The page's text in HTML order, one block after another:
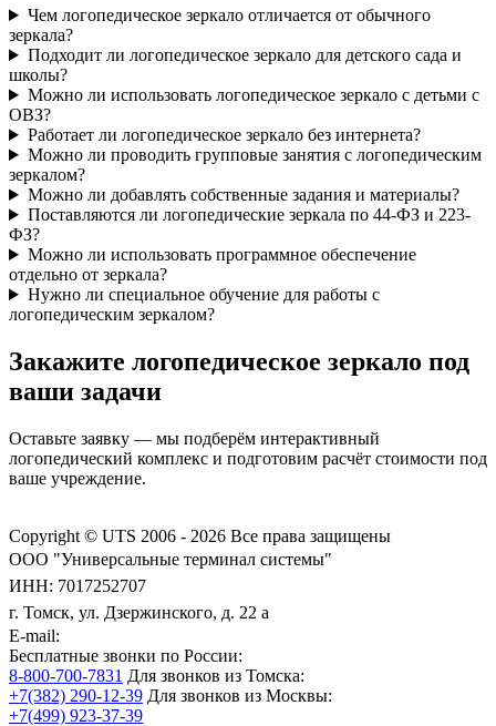
Чем логопедическое зеркало отличается от обычного
зеркала?
Подходит ли логопедическое зеркало для детского сада и
школы?
Можно ли использовать логопедическое зеркало с детьми с
ОВЗ?
Работает ли логопедическое зеркало без интернета?
Можно ли проводить групповые занятия с логопедическим
зеркалом?
Можно ли добавлять собственные задания и материалы?
Поставляются ли логопедические зеркала по 44-ФЗ и 223-
ФЗ?
Можно ли использовать программное обеспечение
отдельно от зеркала?
Нужно ли специальное обучение для работы с
логопедическим зеркалом?
Закажите логопедическое зеркало под
ваши задачи
Оставьте заявку — мы подберём интерактивный
логопедический комплекс и подготовим расчёт стоимости под
ваше учреждение.
Copyright © UTS 2006 - 2026 Все права защищены
ООО "Универсальные терминал системы"
ИНН: 7017252707
г. Томск, ул. Дзержинского, д. 22 а
E-mail:
Бесплатные звонки по России:
8-800-700-7831 Для звонков из Томска:
+7(382) 290-12-39 Для звонков из Москвы:
+7(499) 923-37-39